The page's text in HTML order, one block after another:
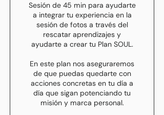
Sesión de 45 min para ayudarte
a integrar tu experiencia en la
sesión de fotos a través del
rescatar aprendizajes y
ayudarte a crear tu Plan SOUL.
En este plan nos aseguraremos
de que puedas quedarte con
acciones concretas en tu día a
día que sigan potenciando tu
misión y marca personal.